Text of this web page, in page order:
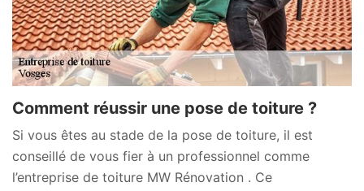
Comment réussir une pose de toiture ?
Si vous êtes au stade de la pose de toiture, il est
conseillé de vous fier à un professionnel comme
l’entreprise de toiture MW Rénovation . Ce